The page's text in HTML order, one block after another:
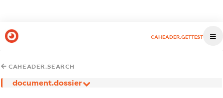
CAHEADER.GETTEST
CAHEADER.SEARCH
document.dossier